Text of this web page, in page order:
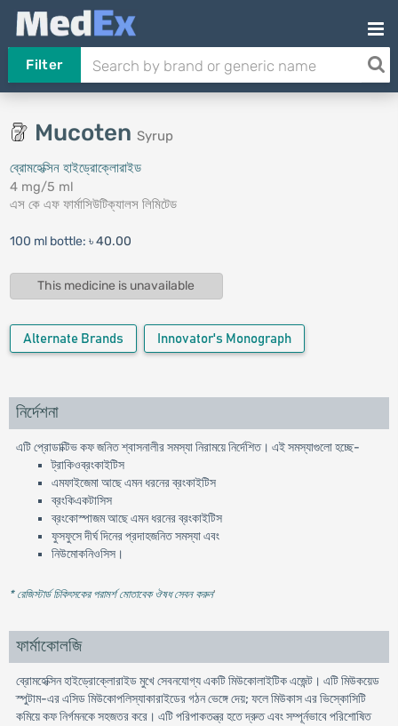
Filter
Mucoten Syrup
ব্রোমহেক্সিন হাইড্রোক্লোরাইড
4 mg/5 ml
এস কে এফ ফার্মাসিউটিক্যালস লিমিটেড
100 ml bottle: ৳ 40.00
This medicine is unavailable
Alternate Brands Innovator's Monograph
নির্দেশনা
এটি প্রোডাক্টিভ কফ জনিত শ্বাসনালীর সমস্যা নিরাময়ে নির্দেশিত। এই সমস্যাগুলো হচ্ছে-
ট্রাকিওব্রংকাইটিস
এমফাইজেমা আছে এমন ধরনের ব্রংকাইটিস
ব্রংকিএকটাসিস
ব্রংকোস্পাজম আছে এমন ধরনের ব্রংকাইটিস
ফুসফুসে দীর্ঘ দিনের প্রদাহজনিত সমস্যা এবং
নিউমোকনিওসিস।
* রেজিস্টার্ড চিকিৎসকের পরামর্শ মোতাবেক ঔষধ সেবন করুন'
ফার্মাকোলজি
ব্রোমহেক্সিন হাইড্রোক্লোরাইড মুখে সেবনযোগ্য একটি মিউকোলাইটিক এজেন্ট। এটি মিউকয়েড
স্পুটাম-এর এসিড মিউকোপলিস্যাকারাইডের গঠন ভেঙ্গে দেয়; ফলে মিউকাস এর ভিস্কোসিটি
কমিয়ে কফ নির্গমনকে সহজতর করে। এটি পরিপাকতন্ত্র হতে দ্রুত এবং সম্পূর্নভাবে পরিশোষিত